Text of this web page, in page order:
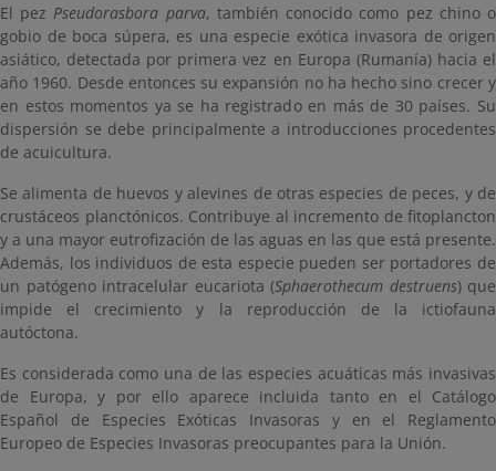
El pez Pseudorasbora parva, también conocido como pez chino o
gobio de boca súpera, es una especie exótica invasora de origen
asiático, detectada por primera vez en Europa (Rumanía) hacia el
año 1960. Desde entonces su expansión no ha hecho sino crecer y
en estos momentos ya se ha registrado en más de 30 países. Su
dispersión se debe principalmente a introducciones procedentes
de acuicultura.
Se alimenta de huevos y alevines de otras especies de peces, y de
crustáceos planctónicos. Contribuye al incremento de fitoplancton
y a una mayor eutrofización de las aguas en las que está presente.
Además, los individuos de esta especie pueden ser portadores de
un patógeno intracelular eucariota (Sphaerothecum destruens) que
impide el crecimiento y la reproducción de la ictiofauna
autóctona.
Es considerada como una de las especies acuáticas más invasivas
de Europa, y por ello aparece incluida tanto en el Catálogo
Español de Especies Exóticas Invasoras y en el Reglamento
Europeo de Especies Invasoras preocupantes para la Unión.